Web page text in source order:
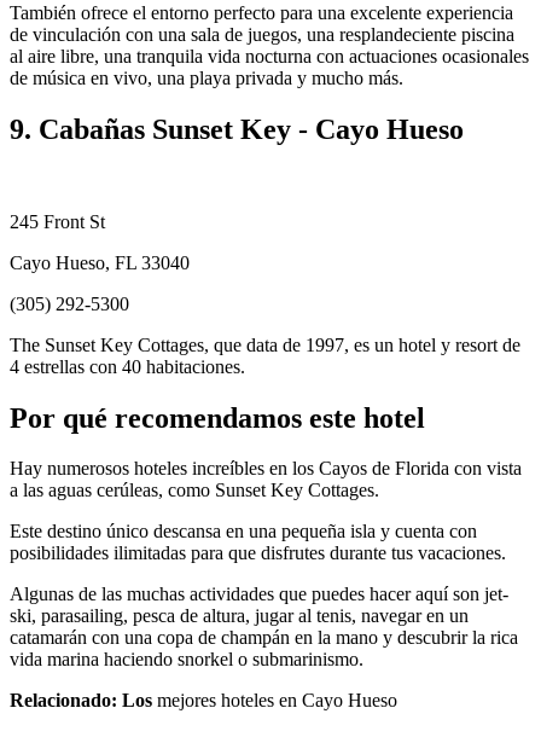
También ofrece el entorno perfecto para una excelente experiencia
de vinculación con una sala de juegos, una resplandeciente piscina
al aire libre, una tranquila vida nocturna con actuaciones ocasionales
de música en vivo, una playa privada y mucho más.
9. Cabañas Sunset Key - Cayo Hueso
245 Front St
Cayo Hueso, FL 33040
(305) 292-5300
The Sunset Key Cottages, que data de 1997, es un hotel y resort de
4 estrellas con 40 habitaciones.
Por qué recomendamos este hotel
Hay numerosos hoteles increíbles en los Cayos de Florida con vista
a las aguas cerúleas, como Sunset Key Cottages.
Este destino único descansa en una pequeña isla y cuenta con
posibilidades ilimitadas para que disfrutes durante tus vacaciones.
Algunas de las muchas actividades que puedes hacer aquí son jet-
ski, parasailing, pesca de altura, jugar al tenis, navegar en un
catamarán con una copa de champán en la mano y descubrir la rica
vida marina haciendo snorkel o submarinismo.
Relacionado: Los mejores hoteles en Cayo Hueso